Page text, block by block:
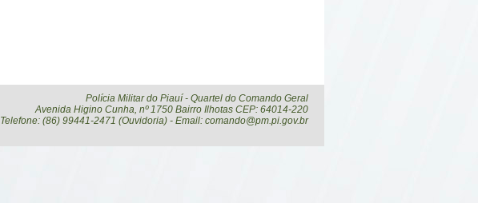
Polícia Militar do Piauí - Quartel do Comando Geral
Avenida Higino Cunha, nº 1750 Bairro Ilhotas CEP: 64014-220
Telefone: (86) 99441-2471 (Ouvidoria) - Email: comando@pm.pi.gov.br